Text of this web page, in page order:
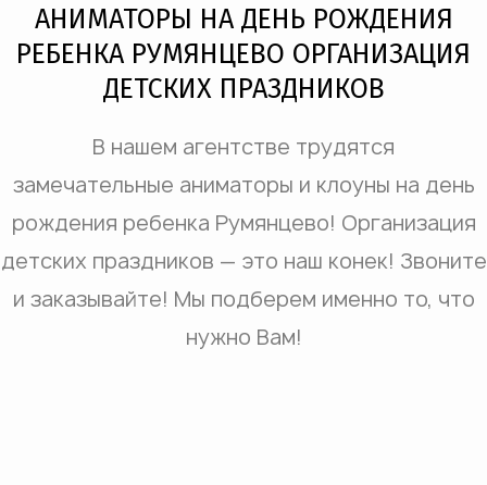
АНИМАТОРЫ НА ДЕНЬ РОЖДЕНИЯ
РЕБЕНКА РУМЯНЦЕВО ОРГАНИЗАЦИЯ
ДЕТСКИХ ПРАЗДНИКОВ
В нашем агентстве трудятся
замечательные аниматоры и клоуны на день
рождения ребенка Румянцево! Организация
детских праздников — это наш конек! Звоните
и заказывайте! Мы подберем именно то, что
нужно Вам!